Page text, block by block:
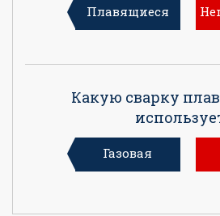
Плавящиеся
Какую сварку
Газовая